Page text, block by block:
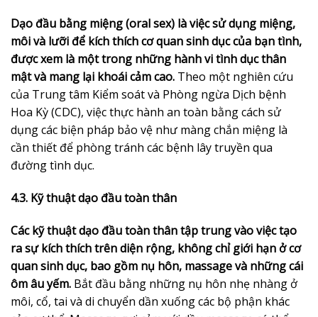
Dạo đầu bằng miệng (oral sex) là việc sử dụng miệng,
môi và lưỡi để kích thích cơ quan sinh dục của bạn tình,
được xem là một trong những hành vi tình dục thân
mật và mang lại khoái cảm cao. Theo một nghiên cứu
của Trung tâm Kiểm soát và Phòng ngừa Dịch bệnh
Hoa Kỳ (CDC), việc thực hành an toàn bằng cách sử
dụng các biện pháp bảo vệ như màng chắn miệng là
cần thiết để phòng tránh các bệnh lây truyền qua
đường tình dục.
4.3. Kỹ thuật dạo đầu toàn thân
Các kỹ thuật dạo đầu toàn thân tập trung vào việc tạo
ra sự kích thích trên diện rộng, không chỉ giới hạn ở cơ
quan sinh dục, bao gồm nụ hôn, massage và những cái
ôm âu yếm. Bắt đầu bằng những nụ hôn nhẹ nhàng ở
môi, cổ, tai và di chuyển dần xuống các bộ phận khác